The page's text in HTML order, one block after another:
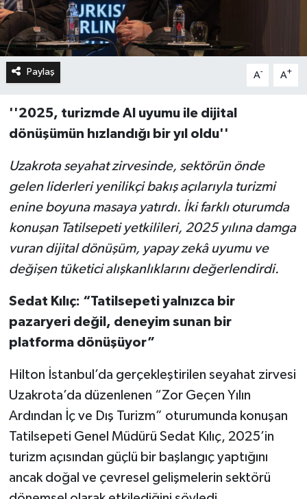
Paylaş A- A+
''2025, turizmde AI uyumu ile dijital
dönüşümün hızlandığı bir yıl oldu''
Uzakrota seyahat zirvesinde, sektörün önde
gelen liderleri yenilikçi bakış açılarıyla turizmi
enine boyuna masaya yatırdı. İki farklı oturumda
konuşan Tatilsepeti yetkilileri, 2025 yılına damga
vuran dijital dönüşüm, yapay zekâ uyumu ve
değişen tüketici alışkanlıklarını değerlendirdi.
Sedat Kılıç: “Tatilsepeti yalnızca bir
pazaryeri değil, deneyim sunan bir
platforma dönüşüyor”
Hilton İstanbul’da gerçekleştirilen seyahat zirvesi
Uzakrota’da düzenlenen “Zor Geçen Yılın
Ardından İç ve Dış Turizm” oturumunda konuşan
Tatilsepeti Genel Müdürü Sedat Kılıç, 2025’in
turizm açısından güçlü bir başlangıç yaptığını
ancak doğal ve çevresel gelişmelerin sektörü